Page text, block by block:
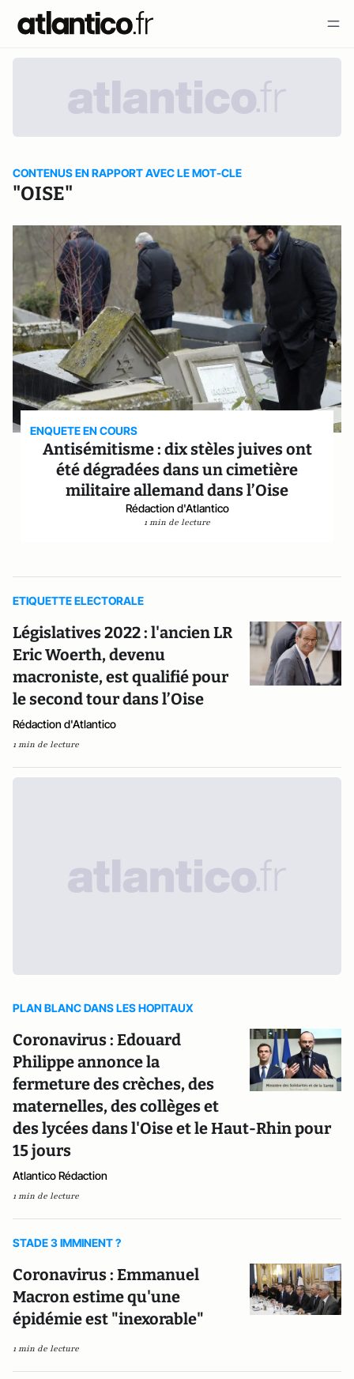
CONTENUS EN RAPPORT AVEC LE MOT-CLE
"OISE"
ENQUETE EN COURS
Antisémitisme : dix stèles juives ont
été dégradées dans un cimetière
militaire allemand dans l’Oise
Rédaction d'Atlantico
1 min de lecture
ETIQUETTE ELECTORALE
Législatives 2022 : l'ancien LR
Eric Woerth, devenu
macroniste, est qualifié pour
le second tour dans l’Oise
Rédaction d'Atlantico
1 min de lecture
PLAN BLANC DANS LES HOPITAUX
Coronavirus : Edouard
Philippe annonce la
fermeture des crèches, des
maternelles, des collèges et
des lycées dans l'Oise et le Haut-Rhin pour
15 jours
Atlantico Rédaction
1 min de lecture
STADE 3 IMMINENT ?
Coronavirus : Emmanuel
Macron estime qu'une
épidémie est "inexorable"
1 min de lecture